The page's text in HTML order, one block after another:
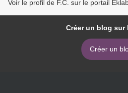
Voir le profil de F.C. sur le portail
Créer un blog sur
Créer un